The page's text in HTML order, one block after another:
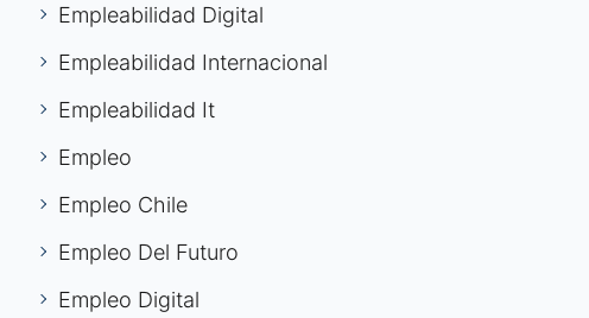
Empleabilidad Digital
Empleabilidad Internacional
Empleabilidad It
Empleo
Empleo Chile
Empleo Del Futuro
Empleo Digital